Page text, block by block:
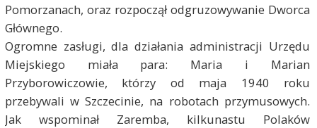
Pomorzanach, oraz rozpoczął odgruzowywanie Dworca
Głównego.
Ogromne zasługi, dla działania administracji Urzędu
Miejskiego miała para: Maria i Marian
Przyborowiczowie, którzy od maja 1940 roku
przebywali w Szczecinie, na robotach przymusowych.
Jak wspominał Zaremba, kilkunastu Polaków